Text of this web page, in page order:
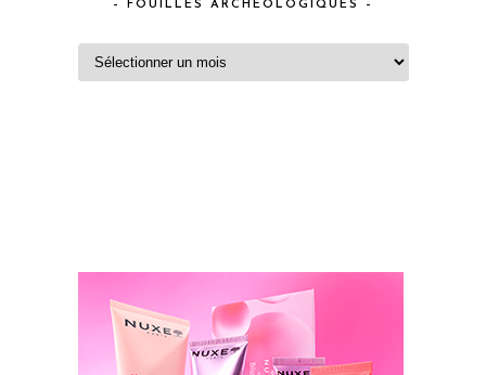
– FOUILLES ARCHEOLOGIQUES –